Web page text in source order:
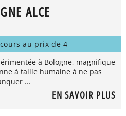
ALCE
au prix de 4
à Bologne, magnifique
à taille humaine à ne pas
...
EN SAVOIR PLUS